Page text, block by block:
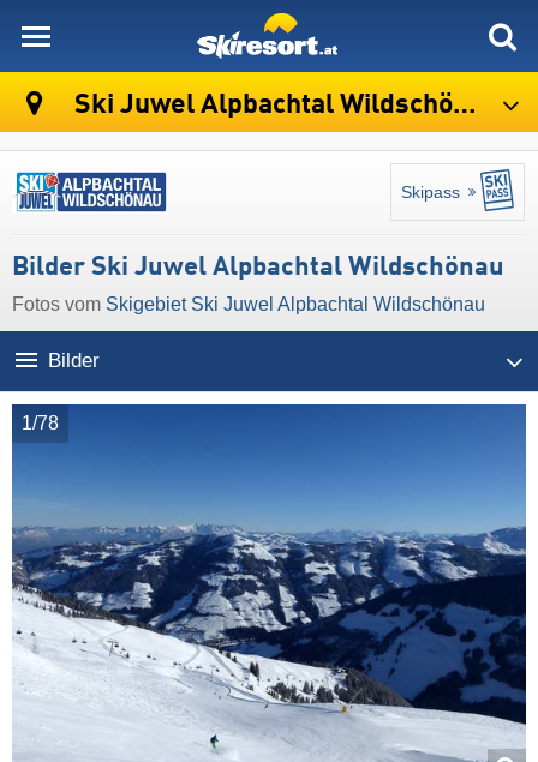
Ski Juwel Alpbachtal Wildschönau
Skipass
Bilder Ski Juwel Alpbachtal Wildschönau
Fotos vom Skigebiet Ski Juwel Alpbachtal Wildschönau
Bilder
1/78